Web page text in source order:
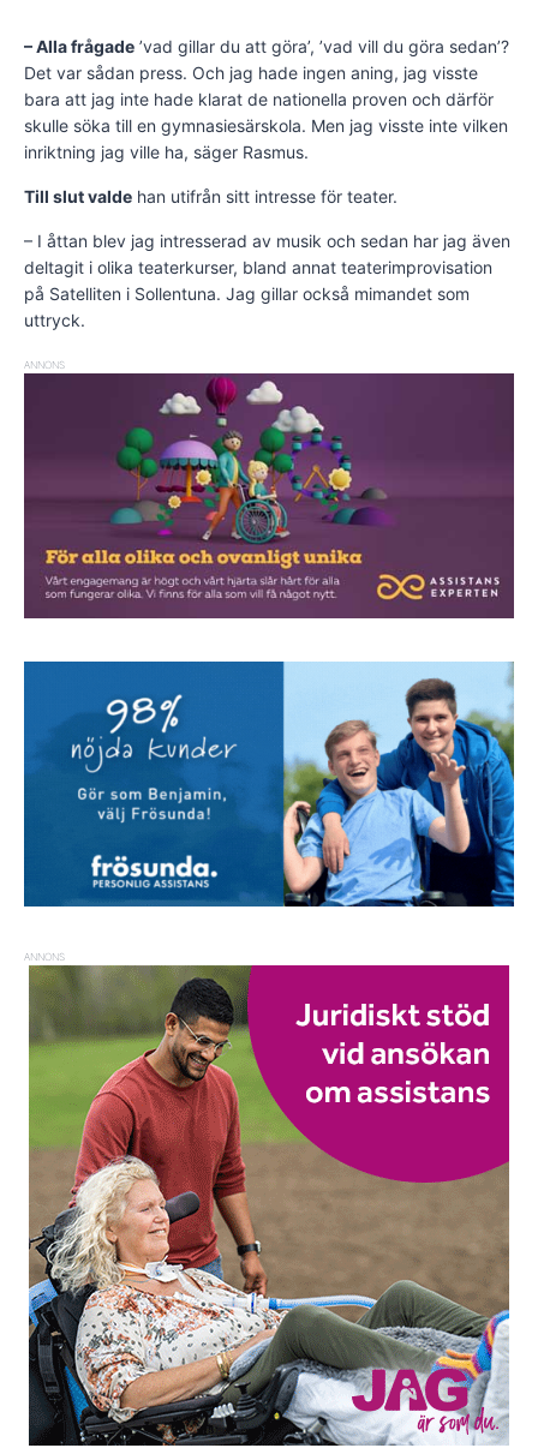
– Alla frågade ’vad gillar du att göra’, ’vad vill du göra sedan’?
Det var sådan press. Och jag hade ingen aning, jag visste
bara att jag inte hade klarat de nationella proven och därför
skulle söka till en gymnasiesärskola. Men jag visste inte vilken
inriktning jag ville ha, säger Rasmus.
Till slut valde han utifrån sitt intresse för teater.
– I åttan blev jag intresserad av musik och sedan har jag även
deltagit i olika teaterkurser, bland annat teaterimprovisation
på Satelliten i Sollentuna. Jag gillar också mimandet som
uttryck.
ANNONS
ANNONS